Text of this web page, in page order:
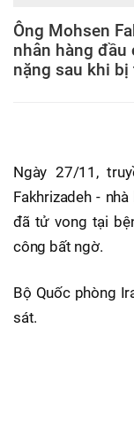
Ông Mohsen
nhân hàng
nặng sau khi
Ngày 27/11,
Fakhrizadeh -
đã tử vong tại
công bất ngờ.
Bộ Quốc phòng
sát.